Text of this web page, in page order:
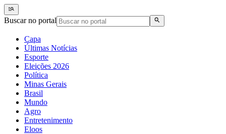
Buscar no portal
Capa
Últimas Notícias
Esporte
Eleições 2026
Política
Minas Gerais
Brasil
Mundo
Agro
Entretenimento
Eloos